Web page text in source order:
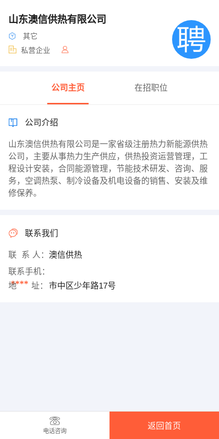
山东澳信供热有限公司
其它
私营企业
公司主页 在招职位
公司介绍
山东澳信供热有限公司是一家省级注册热力新能源供热
公司，主要从事热力生产供应，供热投资运营管理，工
程设计安装，合同能源管理，节能技术研发、咨询、服
务，空调热泵、制冷设备及机电设备的销售、安装及维
修保养。
联系我们
联 系 人： 澳信供热
联系手机：
****
地 址： 市中区少年路17号
电话咨询
返回首页